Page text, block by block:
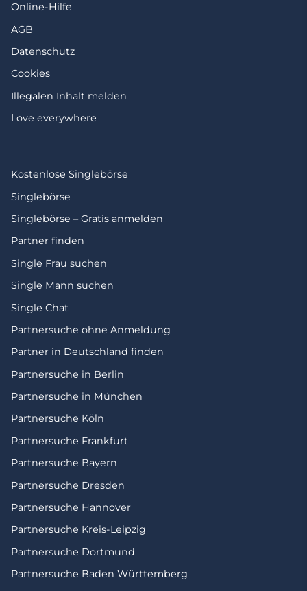
Online-Hilfe
AGB
Datenschutz
Cookies
Illegalen Inhalt melden
Love everywhere
Kostenlose Singlebörse
Singlebörse
Singlebörse – Gratis anmelden
Partner finden
Single Frau suchen
Single Mann suchen
Single Chat
Partnersuche ohne Anmeldung
Partner in Deutschland finden
Partnersuche in Berlin
Partnersuche in München
Partnersuche Köln
Partnersuche Frankfurt
Partnersuche Bayern
Partnersuche Dresden
Partnersuche Hannover
Partnersuche Kreis-Leipzig
Partnersuche Dortmund
Partnersuche Baden Württemberg